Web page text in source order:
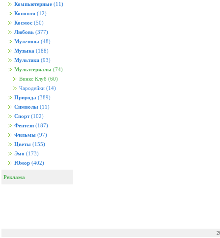
Компьютерные (11)
Конопля (12)
Космос (50)
Любовь (377)
Мужчины (48)
Музыка (188)
Мультики (93)
Мультсериалы (74)
Винкс Клуб (60)
Чародейки (14)
Природа (389)
Символы (11)
Спорт (102)
Фентези (187)
Фильмы (97)
Цветы (155)
Эмо (173)
Юмор (402)
Реклама